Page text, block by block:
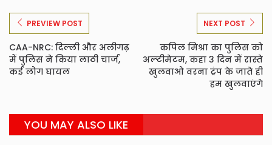
PREVIEW POST
CAA-NRC: दिल्ली और अलीगढ़
में पुलिस ने किया लाठी चार्ज,
कई लोग घायल
NEXT POST
कपिल मिश्रा का पुलिस को
अल्‍टीमेटम, कहा 3 दिन में रास्ते
खुलवाओ वरना ट्रंप के जाते ही
हम खुलवाएंगे
YOU MAY ALSO LIKE